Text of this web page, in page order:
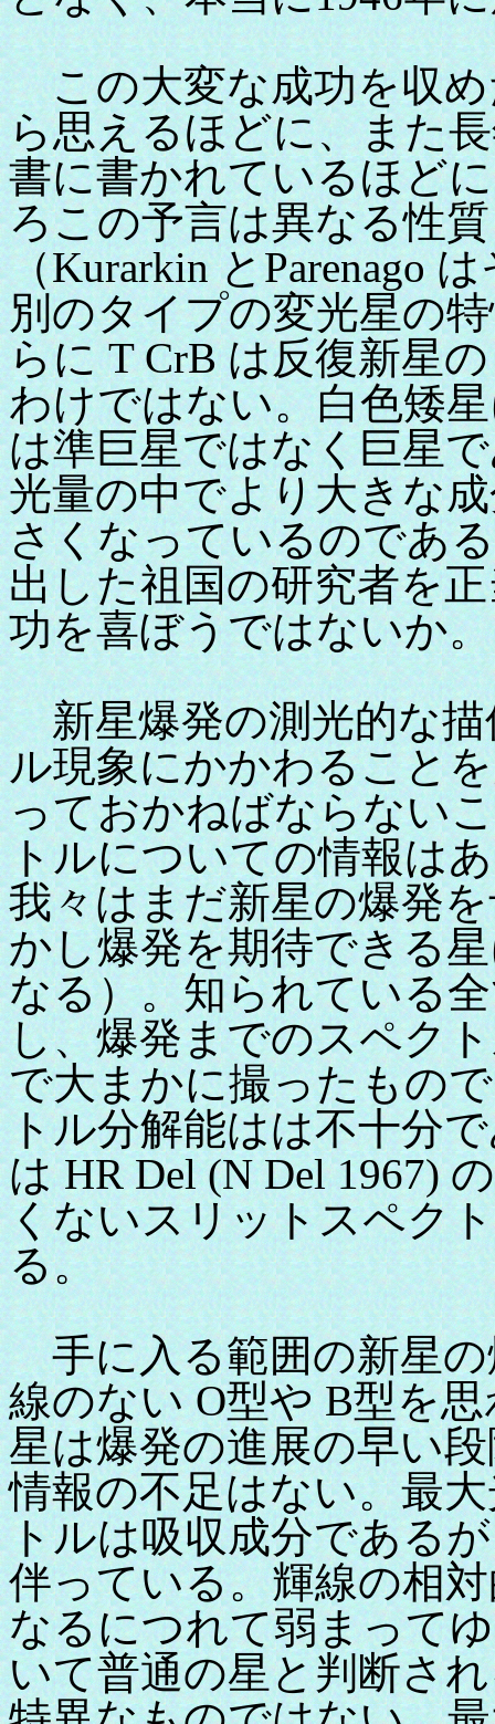
この大変な成功を収め
ら思えるほどに、また
書に書かれているほど
ろこの予言は異なる性
（Kurarkin とParenago
別のタイプの変光星の
らに T CrB は反復新星
わけではない。白色矮
は準巨星ではなく巨星
光量の中でより大きな
さくなっているのであ
出した祖国の研究者を
功を喜ぼうではないか。
新星爆発の測光的な描
ル現象にかかわること
っておかねばならない
トルについての情報は
我々はまだ新星の爆発
かし爆発を期待できる
なる）。知られている
し、爆発までのスペク
で大まかに撮ったもの
トル分解能はは不十分
は HR Del (N Del 1967)
くないスリットスペク
る。
手に入る範囲の新星の
線のない O型や B型を
星は爆発の進展の早い
情報の不足はない。最
トルは吸収成分である
伴っている。輝線の相
なるにつれて弱まって
いて普通の星と判断さ